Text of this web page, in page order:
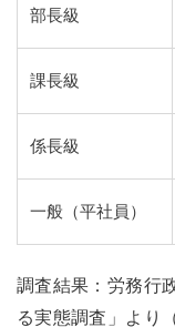
部長級
課長級
係長級
一般（平社員）
調査結果：労務行
る実態調査」より